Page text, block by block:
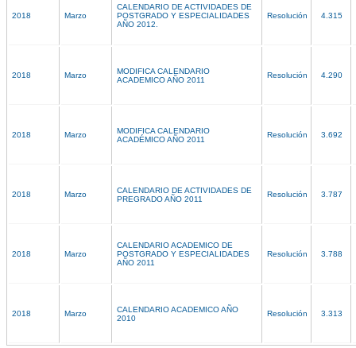
2018 Marzo
CALENDARIO DE ACTIVIDADES DE
POSTGRADO Y ESPECIALIDADES
AÑO 2012.
Resolución 4.315
2018 Marzo
MODIFICA CALENDARIO
ACADEMICO AÑO 2011
Resolución 4.290
2018 Marzo
MODIFICA CALENDARIO
ACADÉMICO AÑO 2011
Resolución 3.692
2018 Marzo
CALENDARIO DE ACTIVIDADES DE
PREGRADO AÑO 2011
Resolución 3.787
2018 Marzo
CALENDARIO ACADEMICO DE
POSTGRADO Y ESPECIALIDADES
AÑO 2011
Resolución 3.788
2018 Marzo
CALENDARIO ACADEMICO AÑO
2010
Resolución 3.313